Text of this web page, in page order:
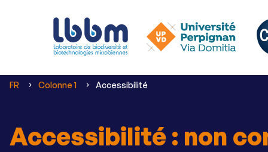
Vous
FR Colonne 1 Accessibilité
Accessibilité : non